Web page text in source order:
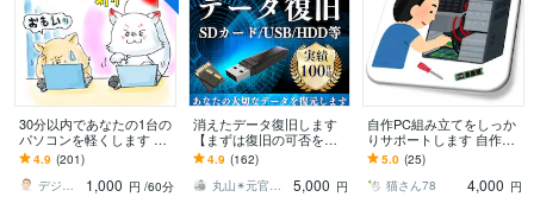
30分以内であなたの1台の
パソコンを軽くします 現
役IT屋があなたのパソコ
ンを掃除します！
4.9 (201)
デジネスラボ【ITの万事屋】
1,000 円 /60分
消えたデータ復旧します
【まずは復旧の可否を診
断させて頂きます。】
4.9 (162)
丸山✴︎元官公庁システム担当
5,000 円
自作PC組み立てをしっか
りサポートします 自作PC
組み立てのノウハウ伝
授、起動トラブルも対応
します。
5.0 (25)
猫さん78
4,000 円